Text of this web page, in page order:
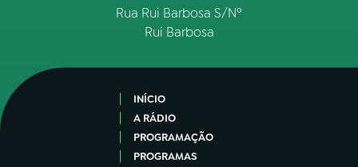
Rua Rui Barbosa S/Nº
Rui Barbosa
INÍCIO
A RÁDIO
PROGRAMAÇÃO
PROGRAMAS